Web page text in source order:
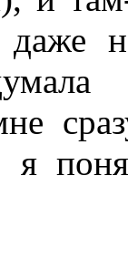
даже
я